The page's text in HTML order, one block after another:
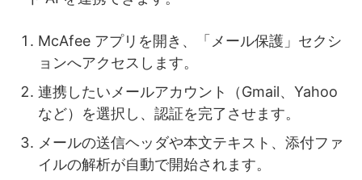
McAfee アプリを開き、「メール保護」セクシ
ョンへアクセスします。
連携したいメールアカウント（Gmail、Yahoo
など）を選択し、認証を完了させます。
メールの送信ヘッダや本文テキスト、添付ファ
イルの解析が自動で開始されます。